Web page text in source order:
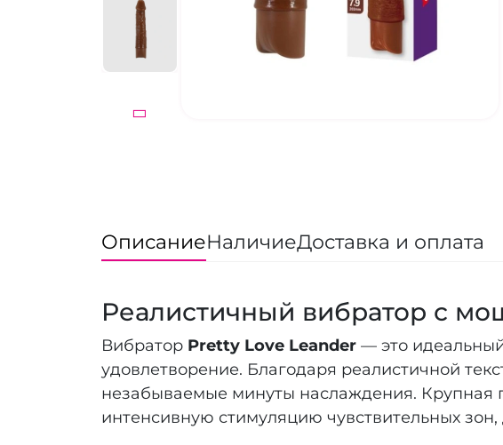
ОписаниеНаличиеДоставка и оплата
Реалистичный вибратор с
Вибратор Pretty Love Leander — это
удовлетворение. Благодаря реалистичной
незабываемые минуты наслаждения. Крупная
интенсивную стимуляцию чувствительных